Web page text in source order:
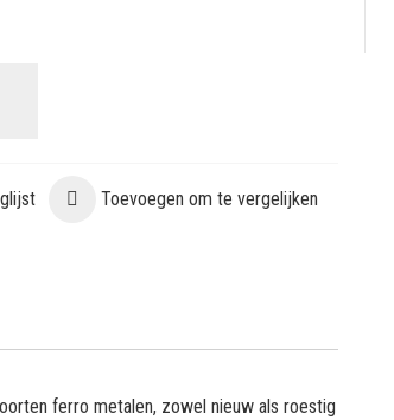
Toevoegen om te vergelijken
ferro metalen, zowel nieuw als roestig